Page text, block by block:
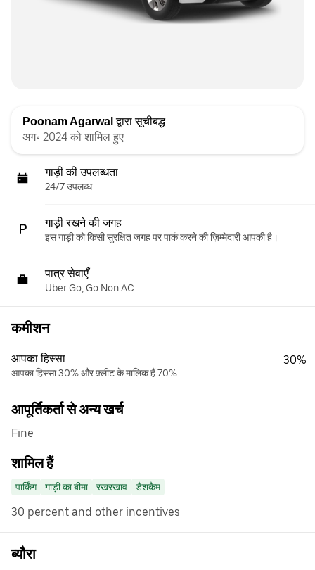
Poonam Agarwal द्वारा सूचीबद्ध
अग॰ 2024 को शामिल हुए
गाड़ी की उपलब्धता
24/7 उपलब्ध
गाड़ी रखने की जगह
इस गाड़ी को किसी सुरक्षित जगह पर पार्क करने की ज़िम्मेदारी आपकी है।
पात्र सेवाएँ
Uber Go, Go Non AC
कमीशन
आपका हिस्सा
आपका हिस्सा 30% और फ़्लीट के मालिक हैं 70%
30%
आपूर्तिकर्ता से अन्य खर्च
Fine
शामिल हैं
पार्किंग गाड़ी का बीमा रखरखाव डैशकैम
30 percent and other incentives
ब्यौरा